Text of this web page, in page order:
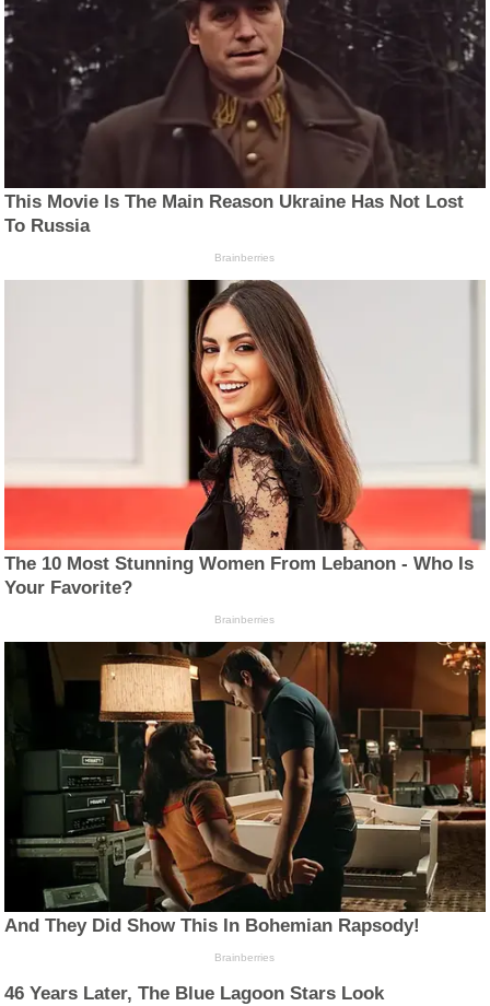
This Movie Is The Main Reason Ukraine Has Not Lost
To Russia
Brainberries
The 10 Most Stunning Women From Lebanon - Who Is
Your Favorite?
Brainberries
And They Did Show This In Bohemian Rapsody!
Brainberries
46 Years Later, The Blue Lagoon Stars Look